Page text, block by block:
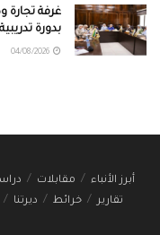
غرفة تجارة
بدورة
أبرز الأنباء مقابلات
تقارير
خرائط ديرتنا